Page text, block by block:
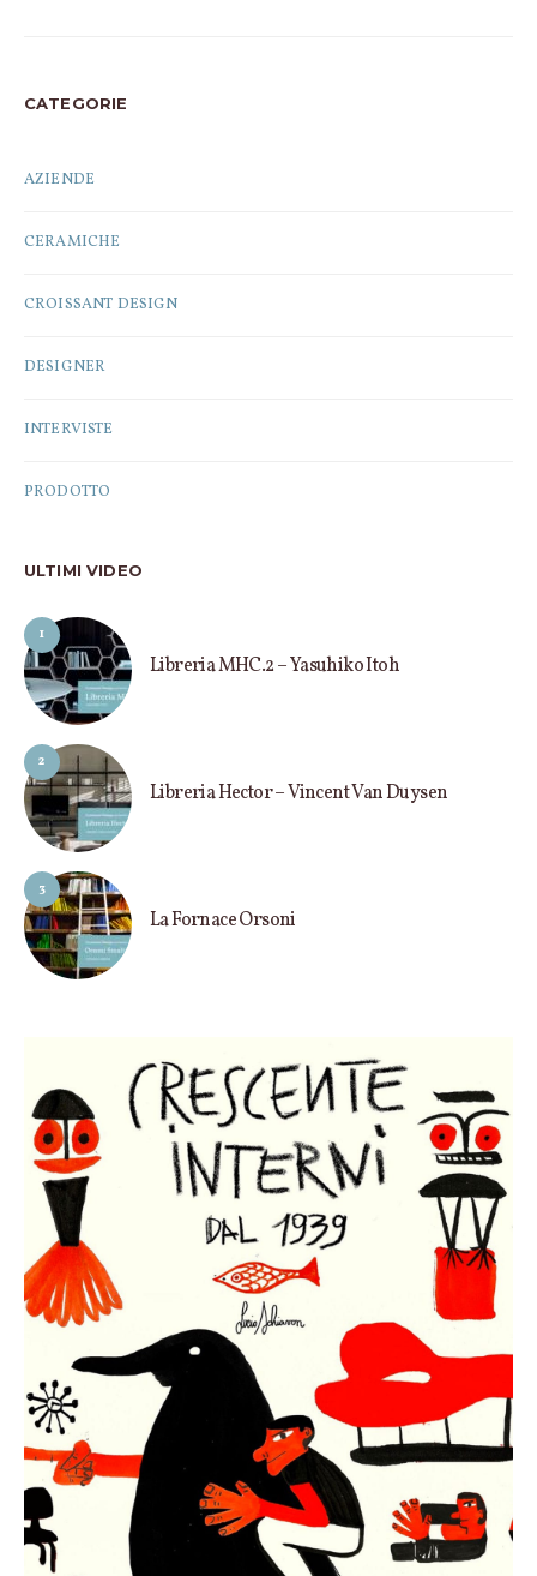
CATEGORIE
AZIENDE
CERAMICHE
CROISSANT DESIGN
DESIGNER
INTERVISTE
PRODOTTO
ULTIMI VIDEO
1
Libreria MHC.2 – Yasuhiko Itoh
2
Libreria Hector – Vincent Van Duysen
3
La Fornace Orsoni